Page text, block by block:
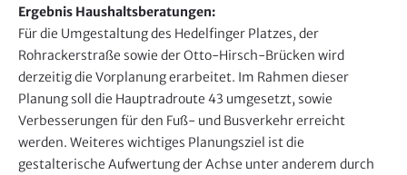
s
b
l
e
n
d
e
n
Ergebnis Haushaltsberatungen:
Für die Umgestaltung des Hedelfinger Platzes, der
Rohrackerstraße sowie der Otto-Hirsch-Brücken wird
derzeitig die Vorplanung erarbeitet. Im Rahmen dieser
Planung soll die Hauptradroute 43 umgesetzt, sowie
Verbesserungen für den Fuß- und Busverkehr erreicht
werden. Weiteres wichtiges Planungsziel ist die
gestalterische Aufwertung der Achse unter anderem durch